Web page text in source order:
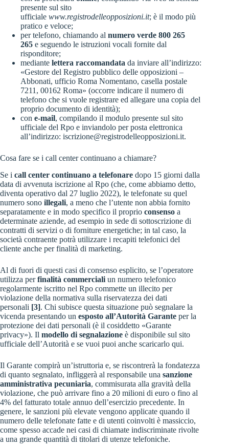
presente sul sito
ufficiale www.registrodelleopposizioni.it; è il modo più
pratico e veloce;
per telefono, chiamando al numero verde 800 265
265 e seguendo le istruzioni vocali fornite dal
risponditore;
mediante lettera raccomandata da inviare all’indirizzo:
«Gestore del Registro pubblico delle opposizioni –
Abbonati, ufficio Roma Nomentano, casella postale
7211, 00162 Roma» (occorre indicare il numero di
telefono che si vuole registrare ed allegare una copia del
proprio documento di identità);
con e-mail, compilando il modulo presente sul sito
ufficiale del Rpo e inviandolo per posta elettronica
all’indirizzo: iscrizione@registrodelleopposizioni.it.
Cosa fare se i call center continuano a chiamare?
Se i call center continuano a telefonare dopo 15 giorni dalla
data di avvenuta iscrizione al Rpo (che, come abbiamo detto,
diventa operativo dal 27 luglio 2022), le telefonate su quel
numero sono illegali, a meno che l’utente non abbia fornito
separatamente e in modo specifico il proprio consenso a
determinate aziende, ad esempio in sede di sottoscrizione di
contratti di servizi o di forniture energetiche; in tal caso, la
società contraente potrà utilizzare i recapiti telefonici del
cliente anche per finalità di marketing.
Al di fuori di questi casi di consenso esplicito, se l’operatore
utilizza perfinalità commerciali un numero telefonico
regolarmente iscritto nel Rpo commette un illecito per
violazione della normativa sulla riservatezza dei dati
personali [3]. Chi subisce questa situazione può segnalare la
vicenda presentando un esposto all’Autorità Garante per la
protezione dei dati personali (è il cosiddetto «Garante
privacy»). Il modello di segnalazione è disponibile sul sito
ufficiale dell’Autorità e se vuoi puoi anche scaricarlo qui.
Il Garante compirà un’istruttoria e, se riscontrerà la fondatezza
di quanto segnalato, infliggerà al responsabile una sanzione
amministrativa pecuniaria, commisurata alla gravità della
violazione, che può arrivare fino a 20 milioni di euro o fino al
4% del fatturato totale annuo dell’esercizio precedente. In
genere, le sanzioni più elevate vengono applicate quando il
numero delle telefonate fatte e di utenti coinvolti è massiccio,
come spesso accade nei casi di chiamate indiscriminate rivolte
a una grande quantità di titolari di utenze telefoniche.